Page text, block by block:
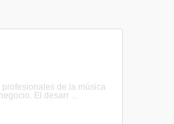
de la música
El desarr ...